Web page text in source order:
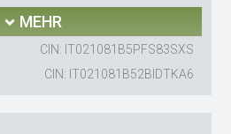
MEHR
CIN: IT021081B5PFS83SXS
CIN: IT021081B52BIDTKA6